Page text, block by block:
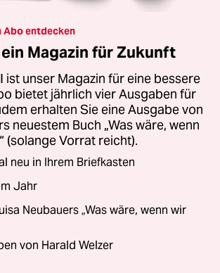
Abo entdecken
Magazin für Zukunft
ist unser Magazin für eine bessere
bietet jährlich vier Ausgaben für
erhalten Sie eine Ausgabe von
neuestem Buch „Was wäre, wenn
(solange Vorrat reicht).
neu in Ihrem Briefkasten
Jahr
Neubauers „Was wäre, wenn wir
von Harald Welzer